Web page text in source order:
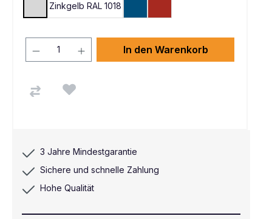
Lichtgrau RAL 7035
Zinkgelb RAL 1018
In den Warenkorb
3 Jahre Mindestgarantie
Sichere und schnelle Zahlung
Hohe Qualität